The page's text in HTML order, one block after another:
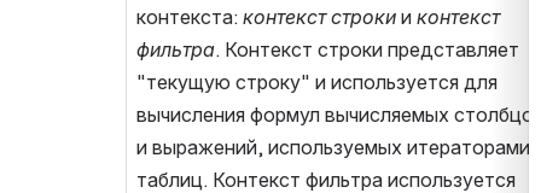
контекста: контекст строки и контекст
фильтра. Контекст строки представляет
"текущую строку" и используется для
вычисления формул вычисляемых
и выражений, используемых итераторами
таблиц. Контекст фильтра используется